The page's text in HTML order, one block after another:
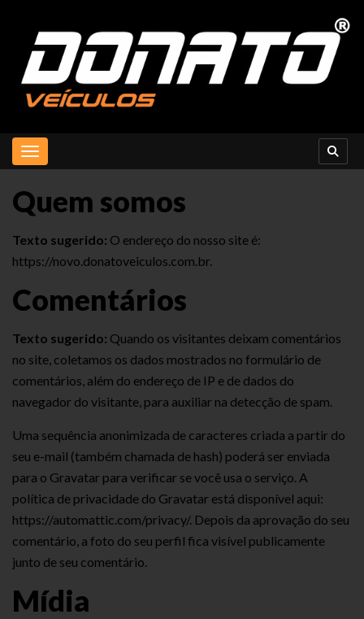
Toggle navigation
Quem somos
Texto sugerido: O endereço do nosso site é:
https://novo.donatoveiculos.com.br.
Comentários
Texto sugerido: Quando os visitantes deixam comentários
no site, coletamos os dados mostrados no formulário de
comentários, além do endereço de IP e de dados do
navegador do visitante, para auxiliar na detecção de spam.
Uma sequência anonimizada de caracteres criada a partir do
seu e-mail (também chamada de hash) poderá ser enviada
para o Gravatar para verificar se você usa o serviço. A
política de privacidade do Gravatar está disponível aqui:
https://automattic.com/privacy/. Depois da aprovação do seu
comentário, a foto do seu perfil fica visível publicamente
junto de seu comentário.
Mídia